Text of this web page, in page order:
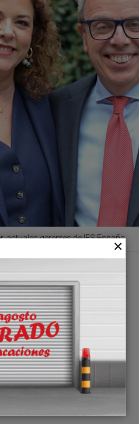
actuales gerentes de IFS España.
décadas de trayectoria en el
en la ampliación de servicios.
1985 como consolidador
cuenta actualmente con
como Valencia, Barcelona,
de los años, y ante las
en constante
la actividad de
con la apertura de centros
Valencia y Bilbao, así como
internacional en mercados
y México, acompañando a